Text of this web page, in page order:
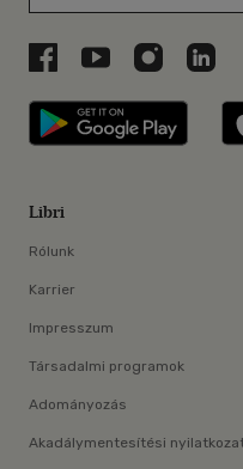
Libri a Facebookon
Libri aLibri az
Libri
Libri
Rólunk
Karrier
Impresszum
Társadalmi programok
Adományozás
Akadálymentesítési